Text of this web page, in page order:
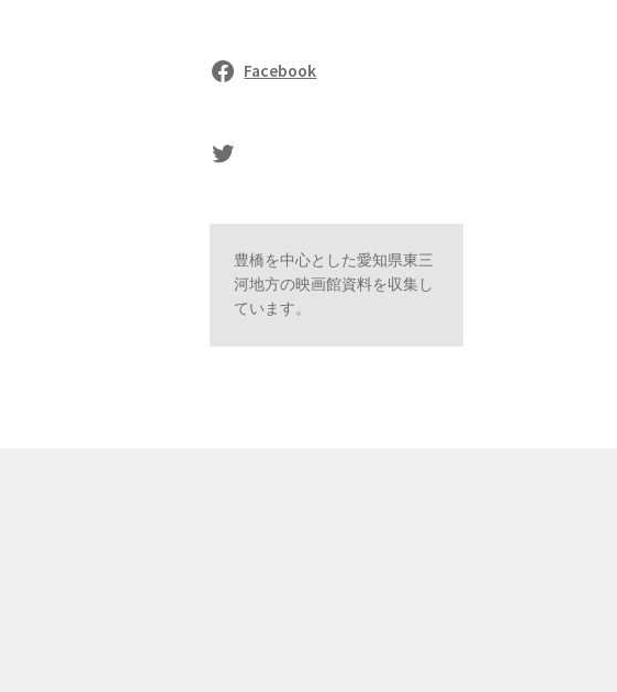
Facebook
sasaki's Twitter
豊橋を中心とした愛知県東三
河地方の映画館資料を収集し
ています。